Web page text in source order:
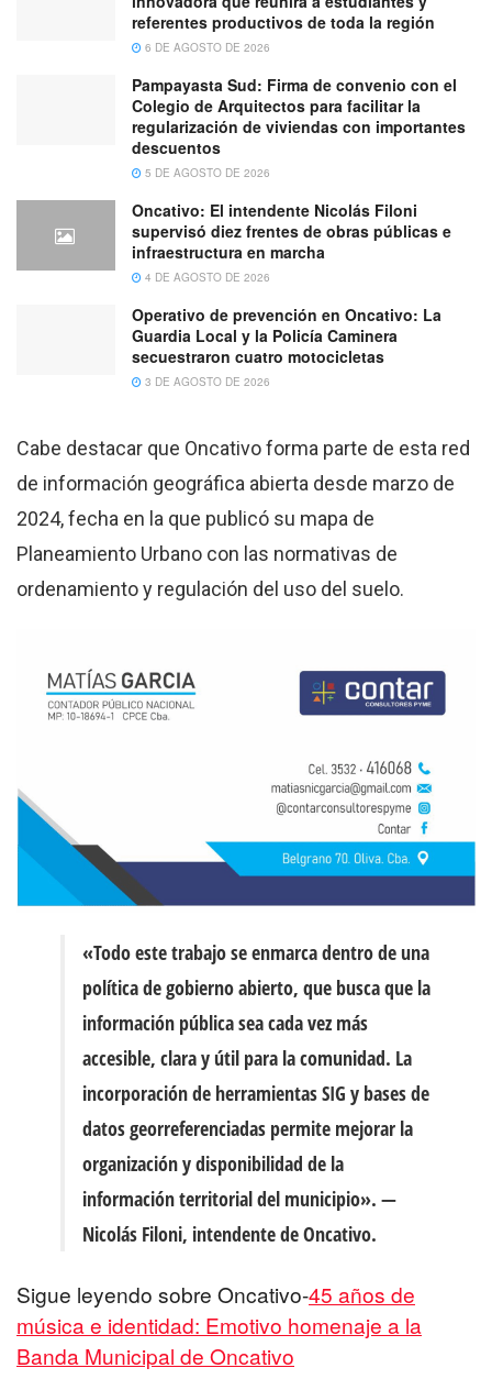
referentes productivos de toda la región
6 DE AGOSTO DE 2026
Pampayasta Sud: Firma de convenio con el
Colegio de Arquitectos para facilitar la
regularización de viviendas con importantes
descuentos
5 DE AGOSTO DE 2026
Oncativo: El intendente Nicolás Filoni
supervisó diez frentes de obras públicas e
infraestructura en marcha
4 DE AGOSTO DE 2026
Operativo de prevención en Oncativo: La
Guardia Local y la Policía Caminera
secuestraron cuatro motocicletas
3 DE AGOSTO DE 2026
Cabe destacar que Oncativo forma parte de esta red
de información geográfica abierta desde marzo de
2024, fecha en la que publicó su mapa de
Planeamiento Urbano con las normativas de
ordenamiento y regulación del uso del suelo.
«Todo este trabajo se enmarca dentro de una
política de gobierno abierto, que busca que la
información pública sea cada vez más
accesible, clara y útil para la comunidad. La
incorporación de herramientas SIG y bases de
datos georreferenciadas permite mejorar la
organización y disponibilidad de la
información territorial del municipio». —
Nicolás Filoni, intendente de Oncativo.
Sigue leyendo sobre Oncativo-45 años de
música e identidad: Emotivo homenaje a la
Banda Municipal de Oncativo